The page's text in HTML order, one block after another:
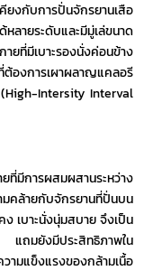
งกับการปั่นจักรยานเสือ
ายระดับและมีมู่เล่ขนาด
ายที่มีเบาะรองนั่งค่อนข้าง
องการเผาผลาญแคลอรี
(High-Intersity Interval
ที่มีการผสมผสานระหว่าง
คล้ายกับจักรยานที่ปั่นบน
เบาะนั่งนุ่มสบาย จึงเป็น
ถมยังมีประสิทธิภาพใน
ามแข็งแรงของกล้ามเนื้อ